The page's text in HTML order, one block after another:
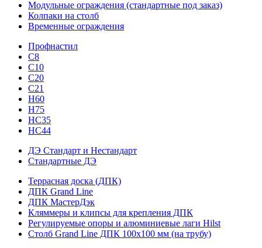
Модульные ограждения (стандартные под заказ)
Колпаки на столб
Временные ограждения
Профнастил
С8
С10
С20
С21
H60
H75
HС35
НС44
ДЭ Стандарт и Нестандарт
Стандартные ДЭ
Террасная доска (ДПК)
ДПК Grand Line
ДПК МастерДэк
Кляммеры и клипсы для крепления ДПК
Регулируемые опоры и алюминиевые лаги Hilst
Столб Grand Line ДПК 100х100 мм (на трубу)